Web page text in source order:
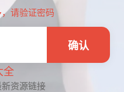
请验证密码
确认
全
资源链接